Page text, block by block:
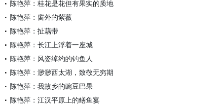
陈艳萍：桂花是花但有果实的质地
陈艳萍：窗外的紫薇
陈艳萍：扯藕带
陈艳萍：长江上浮着一座城
陈艳萍：风姿绰约的钓鱼人
陈艳萍：渺渺西太湖，致敬无穷期
陈艳萍：我故乡的豌豆巴果
陈艳萍：江汉平原上的鳝鱼宴